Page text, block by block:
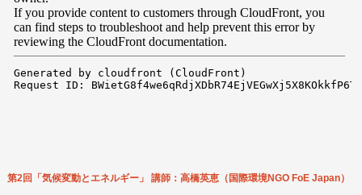
第2回「気候変動とエネルギー」 講師：高橋英恵（国際環境NGO FoE Japan）